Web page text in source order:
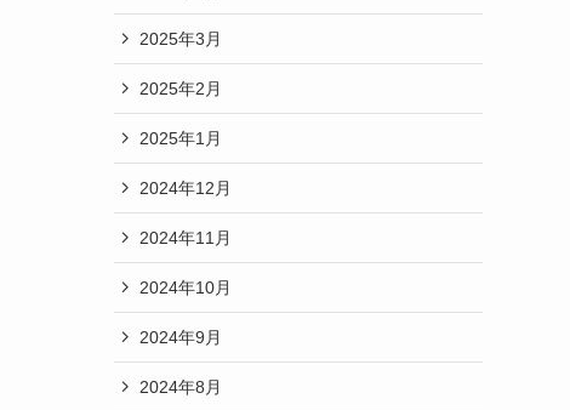
2025年3月
2025年2月
2025年1月
2024年12月
2024年11月
2024年10月
2024年9月
2024年8月